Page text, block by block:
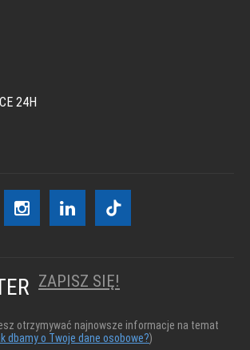
24H
ZAPISZ SIĘ!
otrzymywać najnowsze informacje na temat
dbamy o Twoje dane osobowe?)